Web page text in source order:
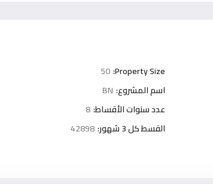
Property Size:
50
اسم المشروع: BN
عدد سنوات الأقساط:8
القسط كل 3 شهور:
42898